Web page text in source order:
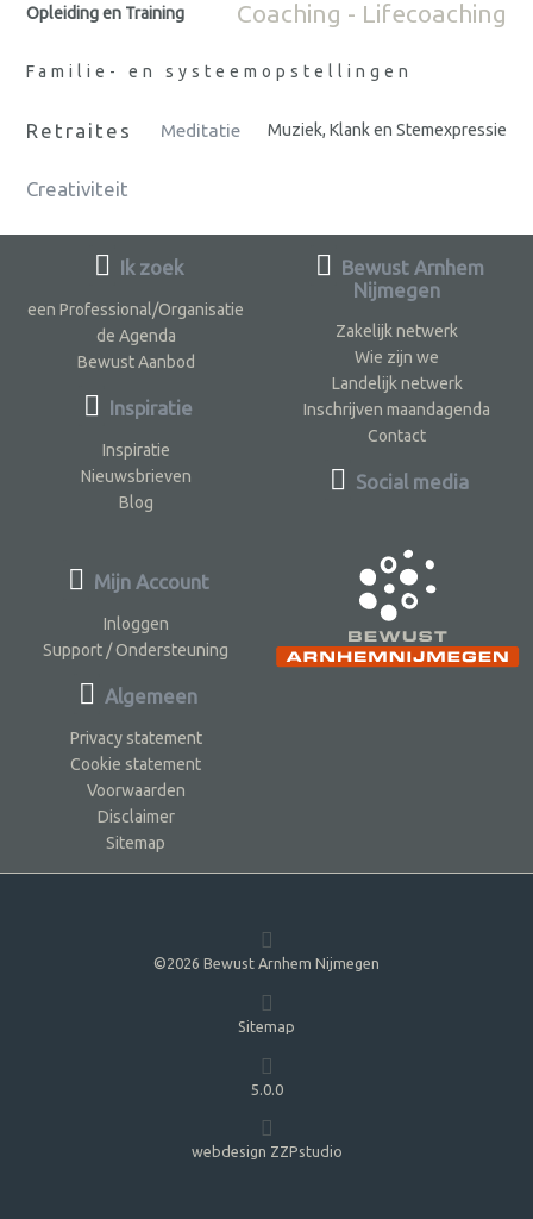
Opleiding en Training Coaching - Lifecoaching
Familie- en systeemopstellingen
Retraites Meditatie Muziek, Klank en Stemexpressie
Creativiteit
Ik zoek
een Professional/Organisatie
de Agenda
Bewust Aanbod
Inspiratie
Inspiratie
Nieuwsbrieven
Blog
Bewust Arnhem
Nijmegen
Zakelijk netwerk
Wie zijn we
Landelijk netwerk
Inschrijven maandagenda
Contact
Social media
Mijn Account
Inloggen
Support / Ondersteuning
Algemeen
Privacy statement
Cookie statement
Voorwaarden
Disclaimer
Sitemap
©2026 Bewust Arnhem Nijmegen
Sitemap
5.0.0
webdesign ZZPstudio